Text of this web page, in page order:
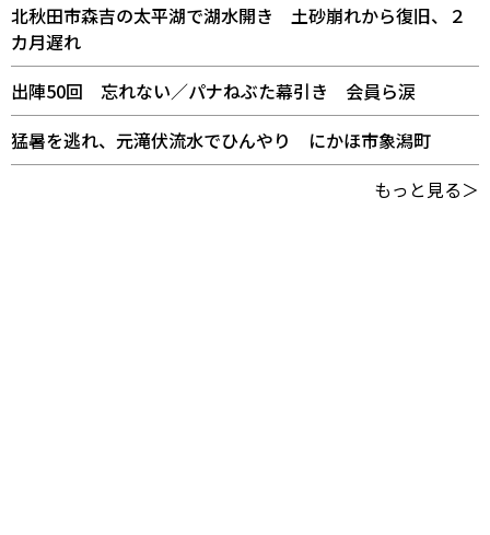
北秋田市森吉の太平湖で湖水開き 土砂崩れから復旧、２
カ月遅れ
出陣50回 忘れない／パナねぶた幕引き 会員ら涙
猛暑を逃れ、元滝伏流水でひんやり にかほ市象潟町
もっと見る＞